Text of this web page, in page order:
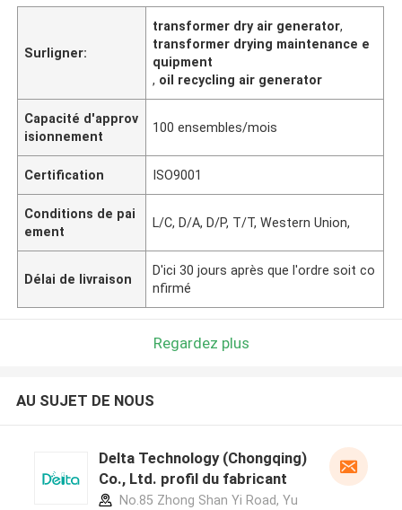
Surligner:
transformer dry air generator,
transformer drying maintenance e
quipment
, oil recycling air generator
Capacité d'approv
isionnement
100 ensembles/mois
Certification ISO9001
Conditions de pai
ement
L/C, D/A, D/P, T/T, Western Union,
Délai de livraison
D'ici 30 jours après que l'ordre soit co
nfirmé
Regardez plus
AU SUJET DE NOUS
Delta Technology (Chongqing)
Co., Ltd. profil du fabricant
No.85 Zhong Shan Yi Road, Yu